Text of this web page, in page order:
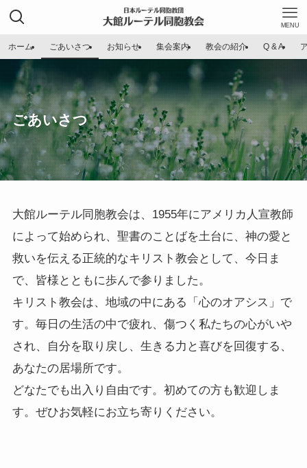
MENU
ホーム ごあいさつ お知らせ 集会案内 教会の紹介 Q & A
ごあいさつ
大館ルーテル同胞教会は、1955年にアメリカ人宣教師
によって始められ、聖書のことばを土台に、神の愛と
救いを伝える正統的なキリスト教会として、今日ま
で、皆様とともに歩んで参りました。
キリスト教会は、地域の中にある「心のオアシス」で
す。毎日の生活の中で疲れ、傷つく私たちの心がいや
され、自分を取り戻し、生きる力と喜びを回復する、
あなたの居場所です。
どなたでも出入り自由です。初めての方も歓迎しま
す。ぜひお気軽にお立ち寄りください。